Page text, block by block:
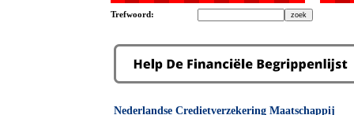
Trefwoord:
Nederlandse Credietverzekering Maatschappij